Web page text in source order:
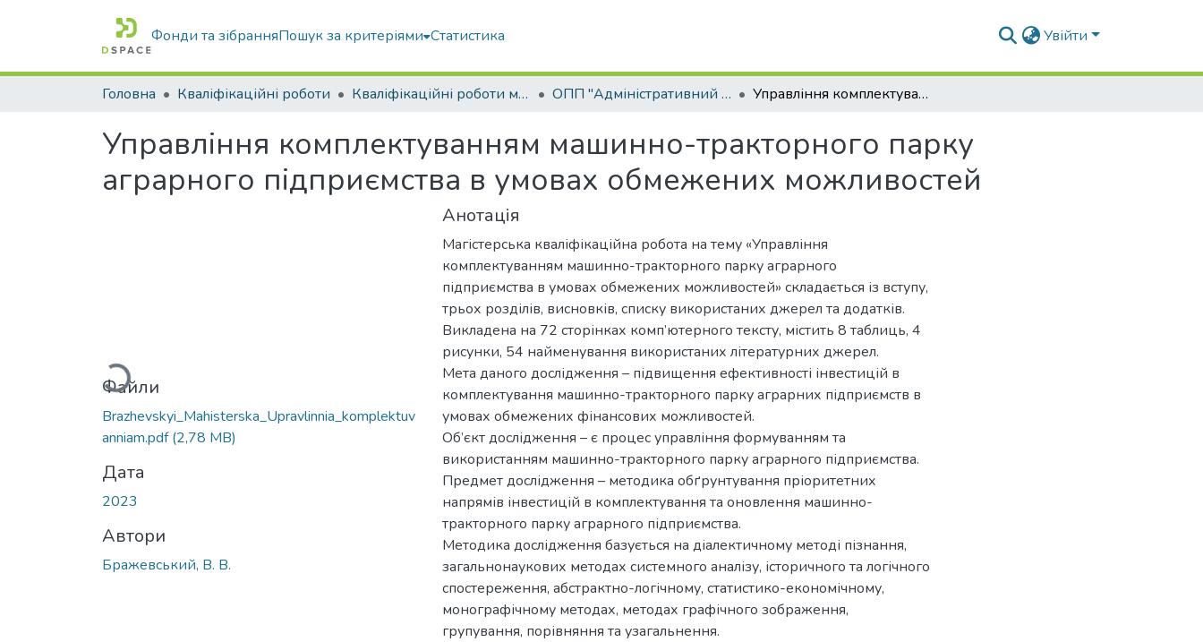
Фонди та зібранняПошук за критеріями Статистика Увійти
Головна Кваліфікаційні роботи Кваліфікаційні роботи магістрів ОПП "Адміністративний менеджмент" Управління комплектуванням машинно-тракторного парку аграрного підприємства в умовах обмежених можливостей
Управління комплектуванням машинно-тракторного парку
аграрного підприємства в умовах обмежених можливостей
Вантажиться...
Файли
Brazhevskyi_Mahisterska_Upravlinnia_komplektuv
anniam.pdf(2,78 MB)
Дата
2023
Автори
Бражевський, В. В.
Анотація
Магістерська кваліфікаційна робота на тему «Управління
комплектуванням машинно-тракторного парку аграрного
підприємства в умовах обмежених можливостей» складається із вступу,
трьох розділів, висновків, списку використаних джерел та додатків.
Викладена на 72 сторінках комп’ютерного тексту, містить 8 таблиць, 4
рисунки, 54 найменування використаних літературних джерел.
Мета даного дослідження – підвищення ефективності інвестицій в
комплектування машинно-тракторного парку аграрних підприємств в
умовах обмежених фінансових можливостей.
Об’єкт дослідження – є процес управління формуванням та
використанням машинно-тракторного парку аграрного підприємства.
Предмет дослідження – методика обґрунтування пріоритетних
напрямів інвестицій в комплектування та оновлення машинно-
тракторного парку аграрного підприємства.
Методика дослідження базується на діалектичному методі пізнання,
загальнонаукових методах системного аналізу, історичного та логічного
спостереження, абстрактно-логічному, статистико-економічному,
монографічному методах, методах графічного зображення,
групування, порівняння та узагальнення.